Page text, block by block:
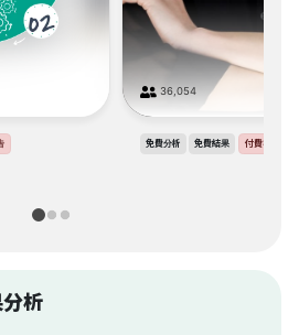
36,054
免費分析 免費結果 付費報告
析